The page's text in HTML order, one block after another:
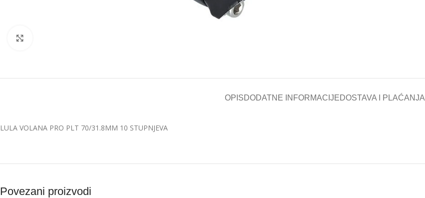
OPISDODATNE INFORMACIJEDOSTAVA I PLAĆANJA
LULA VOLANA PRO PLT 70/31.8MM 10 STUPNJEVA
Povezani proizvodi